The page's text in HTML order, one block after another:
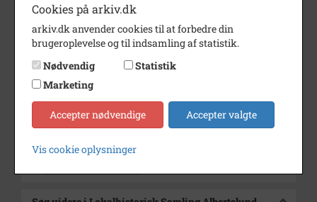
Årstal
Dateringsnote
ca. 1954
Fotograf
Ukendt
Se på kort
Arkiv
Lokalhistorisk Samling
Albertslund
Cookies på arkiv.dk
arkiv.dk anvender cookies til at forbedre din
brugeroplevelse og til indsamling af statistik.
Nødvendig
Statistik
Marketing
Accepter nødvendige Accepter valgte
Vis cookie oplysninger